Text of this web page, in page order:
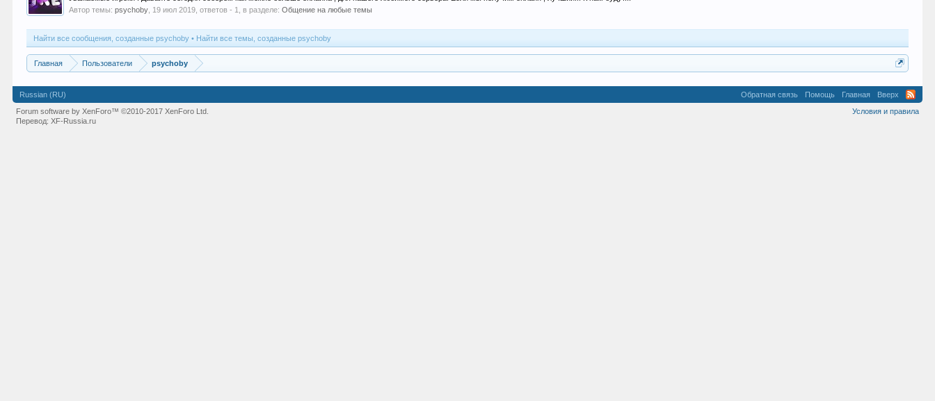
Автор темы:psychoby 19 июл 2019 , ответов - 1, в разделе:Общение на любые темы
Найти все сообщения, созданные psychoby Найти все темы, созданные psychoby
Главная Пользователи psychoby
Russian (RU) Обратная связь Помощь Главная
Вверх
Условия и правила
Forum software by XenForo™©2010-2017 XenForo Ltd.
Перевод:XF-Russia.ru